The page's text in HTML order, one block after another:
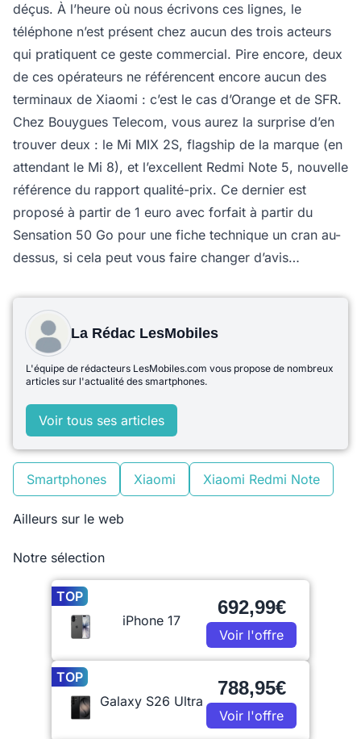
déçus. À l’heure où nous écrivons ces lignes, le
téléphone n’est présent chez aucun des trois acteurs
qui pratiquent ce geste commercial. Pire encore, deux
de ces opérateurs ne référencent encore aucun des
terminaux de Xiaomi : c’est le cas d’Orange et de SFR.
Chez Bouygues Telecom, vous aurez la surprise d’en
trouver deux : le Mi MIX 2S, flagship de la marque (en
attendant le Mi 8), et l’excellent Redmi Note 5, nouvelle
référence du rapport qualité-prix. Ce dernier est
proposé à partir de 1 euro avec forfait à partir du
Sensation 50 Go pour une fiche technique un cran au-
dessus, si cela peut vous faire changer d’avis…
La Rédac LesMobiles
L'équipe de rédacteurs LesMobiles.com vous propose de nombreux
articles sur l'actualité des smartphones.
Voir tous ses articles
Smartphones Xiaomi Xiaomi Redmi Note
Ailleurs sur le web
Notre sélection
TOP
iPhone 17
692,99€
Voir l'offre
TOP
Galaxy S26 Ultra
788,95€
Voir l'offre